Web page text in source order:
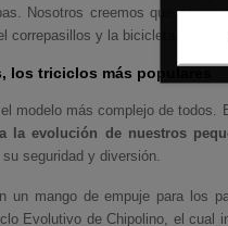
Nosotros creemos que esun
correpasillos y la bicicleta.
los triciclos más populares
modelo más complejo de todos.
la evolución de nuestros
seguridad y diversión.
un mango de empuje para los
Evolutivo de Chipolino, el cual